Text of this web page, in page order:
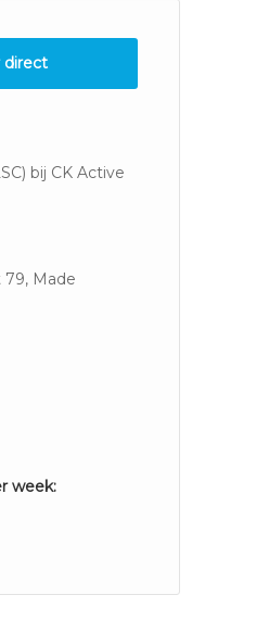
direct
bij CK Active
79, Made
week: